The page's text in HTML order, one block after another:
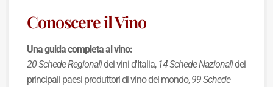
Conoscere il Vino
Una guida completa al vino:
20 Schede Regionalidei vini d'Italia, 14 Schede Nazionalidei
principali paesi produttori di vino del mondo,99 Schede